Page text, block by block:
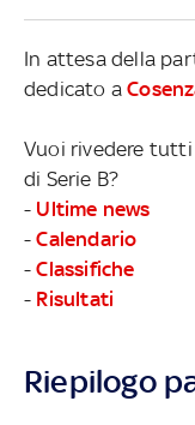
In attesa della
dedicato a
Vuoi rivedere tutti
di Serie B?
- Ultime news
-Calendario
-Classifiche
- Risultati
Riepilogo